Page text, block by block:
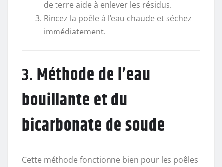
de terre aide à enlever les résidus.
Rincez la poêle à l’eau chaude et séchez
immédiatement.
3.Méthode de l’eau
bouillante et du
bicarbonate de soude
Cette méthode fonctionne bien pour les poêles